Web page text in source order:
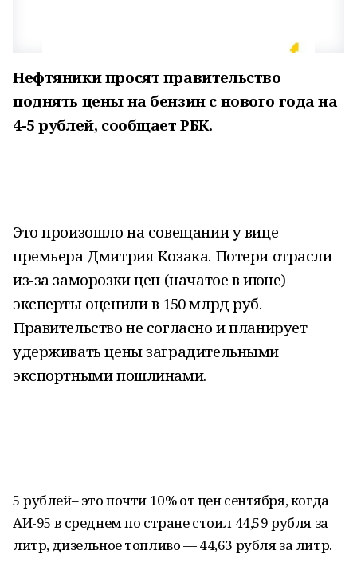
Нефтяники просят правительство
поднять цены на бензин с нового года на
4-5 рублей, сообщает РБК.
Это произошло на совещании у вице-
премьера Дмитрия Козака. Потери отрасли
из-за заморозки цен (начатое в июне)
эксперты оценили в 150 млрд руб.
Правительство не согласно и планирует
удерживать цены заградительными
экспортными пошлинами.
5 рублей– это почти 10% от цен сентября, когда
АИ-95 в среднем по стране стоил 44,59 рубля за
литр, дизельное топливо — 44,63 рубля за литр.